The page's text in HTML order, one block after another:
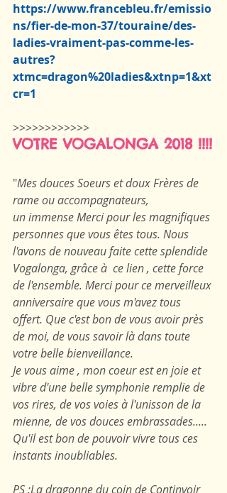
https://www.francebleu.fr/emissio
ns/fier-de-mon-37/touraine/des-
ladies-vraiment-pas-comme-les-
autres?
xtmc=dragon%20ladies&xtnp=1&xt
cr=1
>>>>>>>>>>>>
VOTRE VOGALONGA 2018 !!!!
"Mes douces Soeurs et doux Frères de
rame ou accompagnateurs,
un immense Merci pour les magnifiques
personnes que vous êtes tous. Nous
l'avons de nouveau faite cette splendide
Vogalonga, grâce à  ce lien , cette force
de l'ensemble. Merci pour ce merveilleux
anniversaire que vous m'avez tous
offert. Que c'est bon de vous avoir près
de moi, de vous savoir là dans toute
votre belle bienveillance.
Je vous aime , mon coeur est en joie et
vibre d'une belle symphonie remplie de
vos rires, de vos voies à l'unisson de la
mienne, de vos douces embrassades.....
Qu'il est bon de pouvoir vivre tous ces
instants inoubliables.
PS :La dragonne du coin de Continvoir